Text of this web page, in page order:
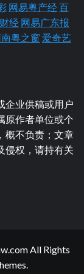
网易粤产经百
经 网易广东报
粤之窗 爱奇艺
企业供稿或用户
原作者单位或个
概不负责；文章
侵权，请持有关
All Rights